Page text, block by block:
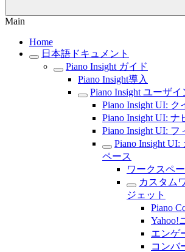
Main
Home
日本語ドキュメント
Piano Insight ガイド
Piano Insight導入
Piano Insight ユーザ
Piano Insight UI: ク
Piano Insight UI:
Piano Insight UI: フ
Piano Insight
ペース
ワークスペ
カスタム
ジェット
Piano
Yahoo!
エンゲ
コンバ